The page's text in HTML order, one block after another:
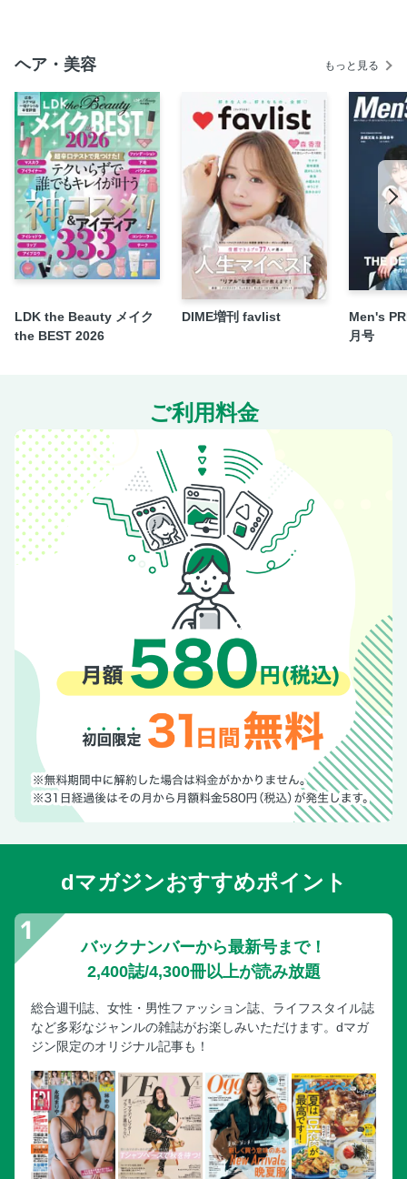
ヘアセット
お風呂の入り方
オーラルケア
ニオイケア
ヘア・美容 もっと見る
LDK the Beauty メイク
the BEST 2026
DIME増刊 favlist
Men's
月号
ご利用料金
dマガジンおすすめポイント
バックナンバーから最新号まで！
2,400誌/4,300冊以上が読み放題
総合週刊誌、女性・男性ファッション誌、ライフスタイル誌
など多彩なジャンルの雑誌がお楽しみいただけます。dマガ
ジン限定のオリジナル記事も！